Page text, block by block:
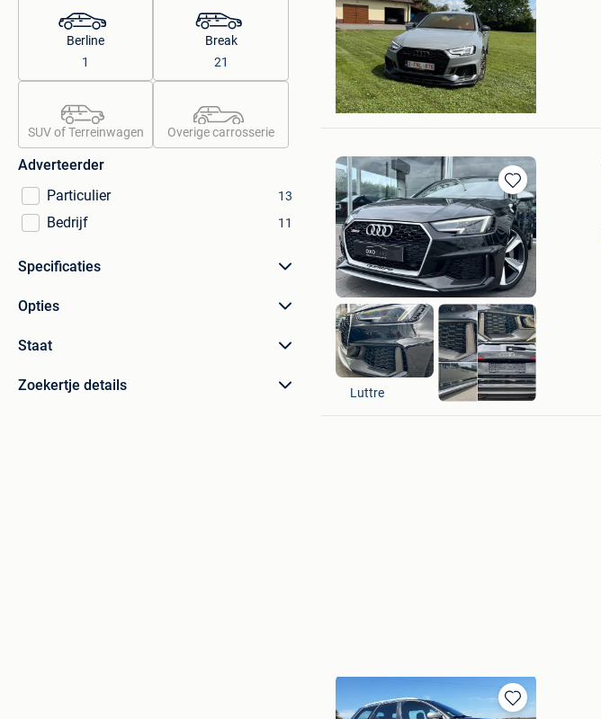
Berline
1
Break
21
SUV of Terreinwagen Overige carrosserie
Adverteerder
Particulier
13
Bedrijf 11
Specificaties
Opties
Staat
Zoekertje details
Daniel
Niel
Bewaren
in
Mijn
Favorieten
OXO Cars
Luttre
Bewaren